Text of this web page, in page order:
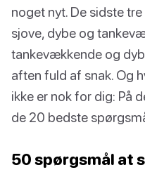
noget nyt. De sidste
sjove, dybe og
tankevækkende og
aften fuld af snak. Og
ikke er nok for dig: På
de 20 bedste
50 spørgsmål at